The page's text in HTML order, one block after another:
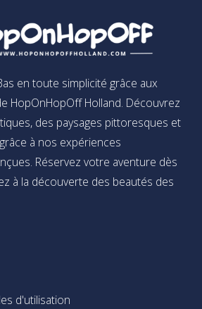
en toute simplicité grâce aux
HopOnHopOff Holland. Découvrez
des paysages pittoresques et
à nos expériences
Réservez votre aventure dès
à la découverte des beautés des
d'utilisation